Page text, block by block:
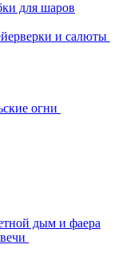
для шаров
и салюты
огни
дым и фаера